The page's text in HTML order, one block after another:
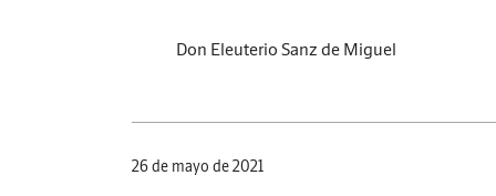
Don Eleuterio Sanz de Miguel
26 de mayo de 2021